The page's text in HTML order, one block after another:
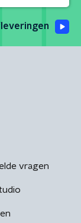
vragen